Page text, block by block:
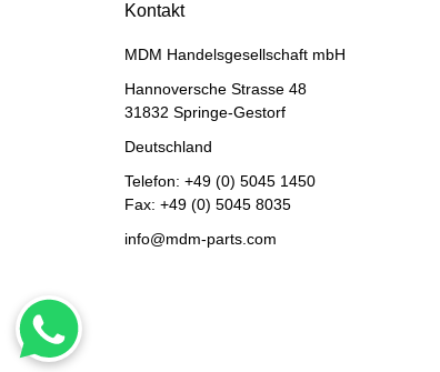
Rabatt:20%
Kontakt
MDM Handelsgesellschaft mbH
Hannoversche Strasse 48
31832 Springe-Gestorf
Deutschland
Telefon: +49 (0) 5045 1450
Fax: +49 (0) 5045 8035
info@mdm-parts.com